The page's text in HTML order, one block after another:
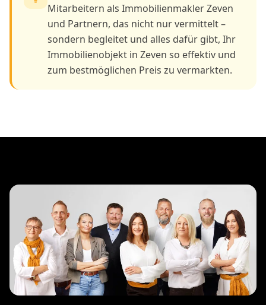
Mitarbeitern als Immobilienmakler Zeven
und Partnern, das nicht nur vermittelt –
sondern begleitet und alles dafür gibt, Ihr
Immobilienobjekt in Zeven so effektiv und
zum bestmöglichen Preis zu vermarkten.